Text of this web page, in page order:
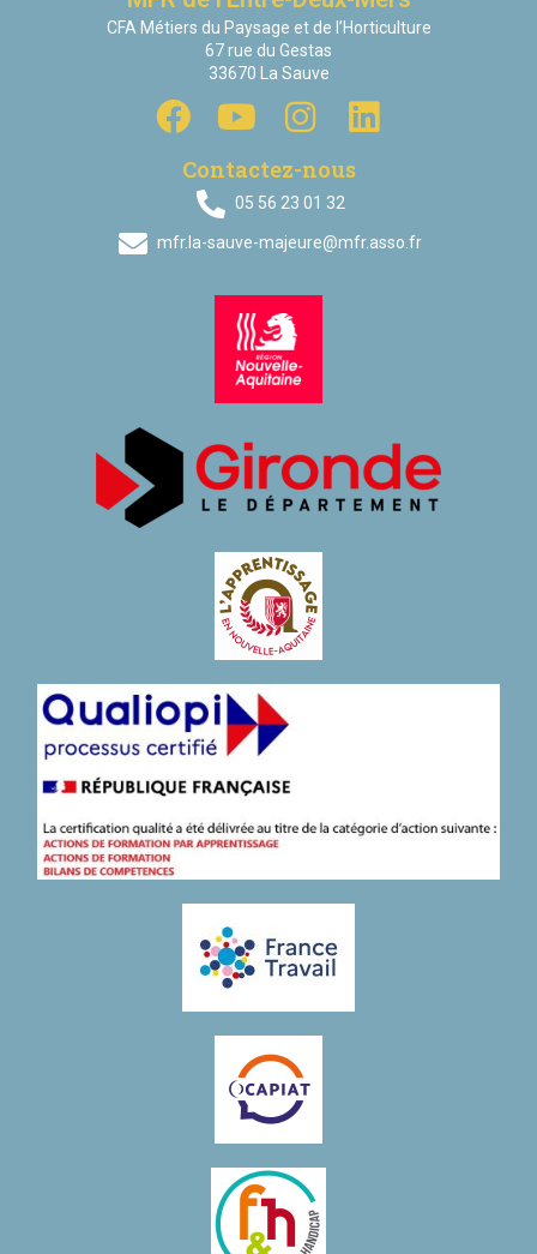
CFA Métiers du Paysage et de l’Horticulture
67 rue du Gestas
33670 La Sauve
Contactez-nous
05 56 23 01 32
mfr.la-sauve-majeure@mfr.asso.fr